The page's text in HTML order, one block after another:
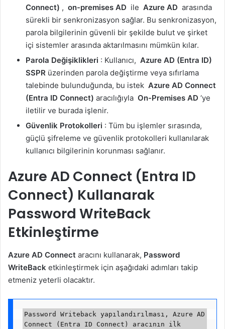
Connect) , on-premises AD ile Azure AD arasında
sürekli bir senkronizasyon sağlar. Bu senkronizasyon,
parola bilgilerinin güvenli bir şekilde bulut ve şirket
içi sistemler arasında aktarılmasını mümkün kılar.
Parola Değişiklikleri : Kullanıcı, Azure AD (Entra ID)
SSPR üzerinden parola değiştirme veya sıfırlama
talebinde bulunduğunda, bu istek Azure AD Connect
(Entra ID Connect) aracılığıyla On-Premises AD ‘ye
iletilir ve burada işlenir.
Güvenlik Protokolleri : Tüm bu işlemler sırasında,
güçlü şifreleme ve güvenlik protokolleri kullanılarak
kullanıcı bilgilerinin korunması sağlanır.
Azure AD Connect (Entra ID
Connect) Kullanarak
Password WriteBack
Etkinleştirme
Azure AD Connect aracını kullanarak, Password
WriteBack etkinleştirmek için aşağıdaki adımları takip
etmeniz yeterli olacaktır.
Password Writeback yapılandırılması, Azure AD
Connect (Entra ID Connect) aracının ilk